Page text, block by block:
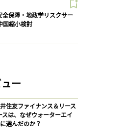
全保障・地政学リスクサー
国縮小検討
ー
井住友ファイナンス＆リース
スは、なぜウォーターエイ
選んだのか？